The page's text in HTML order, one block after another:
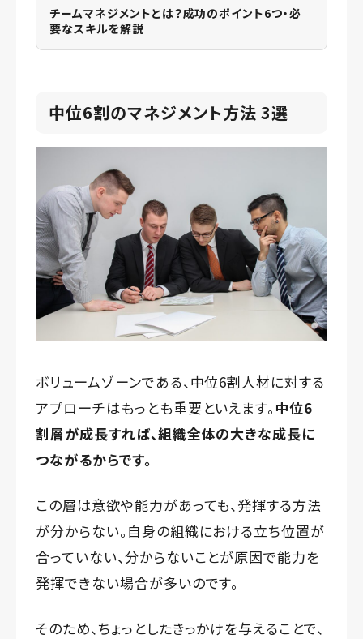
チームマネジメントとは？成功のポイント6つ・必
要なスキルを解説
中位6割のマネジメント方法 3選
ボリュームゾーンである、中位6割人材に対する
アプローチはもっとも重要といえます。 中位6
割層が成長すれば、組織全体の大きな成長に
つながるからです。
この層は意欲や能力があっても、発揮する方法
が分からない。自身の組織における立ち位置が
合っていない、分からないことが原因で能力を
発揮できない場合が多いのです。
そのため、ちょっとしたきっかけを与えることで、